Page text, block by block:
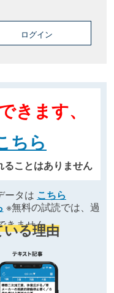
ログイン
きます、
ちら
ことはありません
ータは こちら
※無料の試読では、過
きません
いる理由